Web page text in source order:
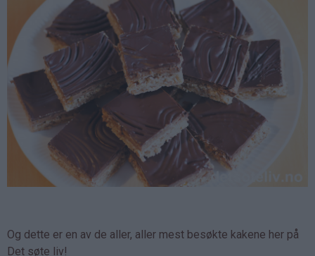
Og dette er en av de aller, aller mest besøkte kakene her på
Det søte liv!